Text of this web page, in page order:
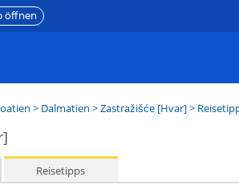
öffnen
> Dalmatien >Zastražišće [Hvar]>
Reisetipps